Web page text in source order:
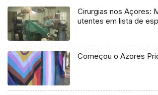
Cirurgias nos Açores:
utentes em lista de
Começou o Azores